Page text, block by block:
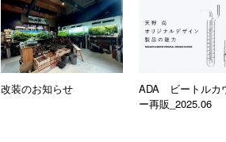
改装のお知らせ
ADA ビートルカ
ー再販_2025.06